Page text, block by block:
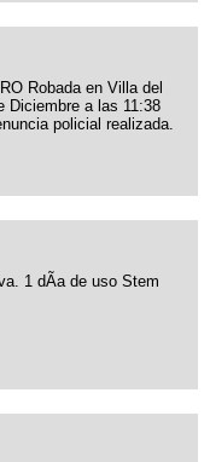
Robada en Villa del
Diciembre a las 11:38
policial realizada.
1 dÃ­a de uso Stem